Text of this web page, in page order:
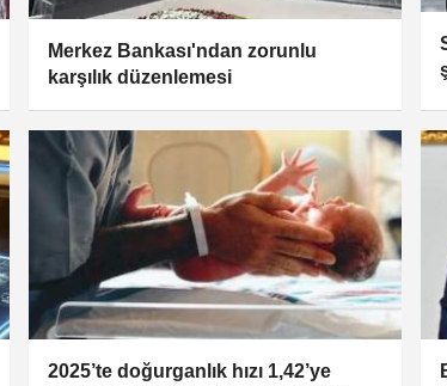
Merkez Bankası'ndan zorunlu
karşılık düzenlemesi
2025’te doğurganlık hızı 1,42’ye